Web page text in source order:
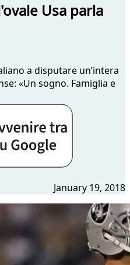
Usa parla
a disputare un’intera
«Un sogno. Famiglia e
January 19, 2018